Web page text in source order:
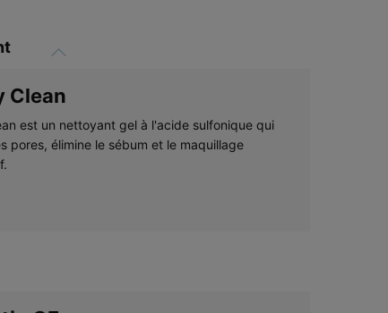
Clean
est un nettoyant gel à l'acide sulfonique qui
pores, élimine le sébum et le maquillage